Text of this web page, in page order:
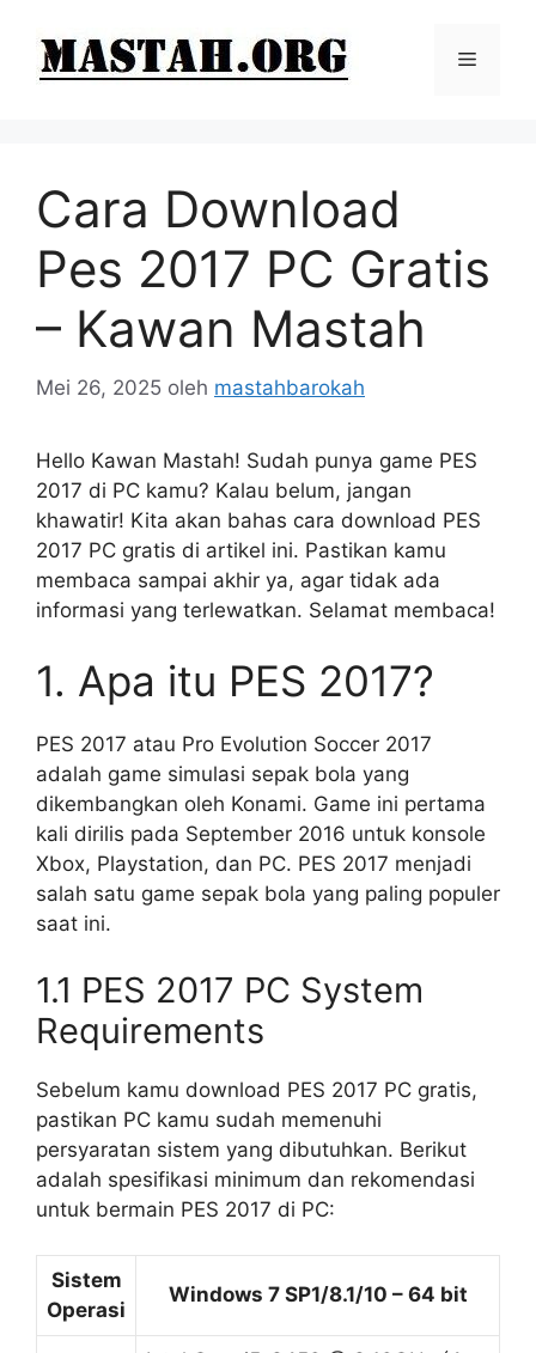
Menu
Cara Download
Pes 2017 PC Gratis
– Kawan Mastah
Mei 26, 2025 oleh mastahbarokah
Hello Kawan Mastah! Sudah punya game PES
2017 di PC kamu? Kalau belum, jangan
khawatir! Kita akan bahas cara download PES
2017 PC gratis di artikel ini. Pastikan kamu
membaca sampai akhir ya, agar tidak ada
informasi yang terlewatkan. Selamat membaca!
1. Apa itu PES 2017?
PES 2017 atau Pro Evolution Soccer 2017
adalah game simulasi sepak bola yang
dikembangkan oleh Konami. Game ini pertama
kali dirilis pada September 2016 untuk konsole
Xbox, Playstation, dan PC. PES 2017 menjadi
salah satu game sepak bola yang paling populer
saat ini.
1.1 PES 2017 PC System
Requirements
Sebelum kamu download PES 2017 PC gratis,
pastikan PC kamu sudah memenuhi
persyaratan sistem yang dibutuhkan. Berikut
adalah spesifikasi minimum dan rekomendasi
untuk bermain PES 2017 di PC:
Sistem
Operasi
Windows 7 SP1/8.1/10 – 64 bit